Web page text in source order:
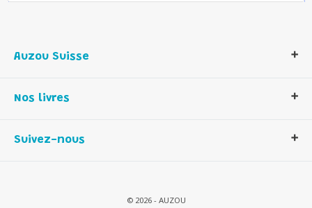
Auzou Suisse
Notre histoire
Contactez-nous
Nos livres
Livres enfants
Suivez-nous
© 2026 - AUZOU